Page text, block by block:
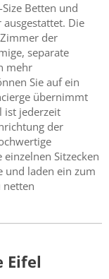
Betten und
Die
der
separate
mehr
Sie auf ein
übernimmt
ist jederzeit
der
Sitzecken
und laden ein zum
netten
Eifel